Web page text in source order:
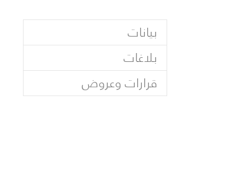
بيانات
بلاغات
قرارات وعروض